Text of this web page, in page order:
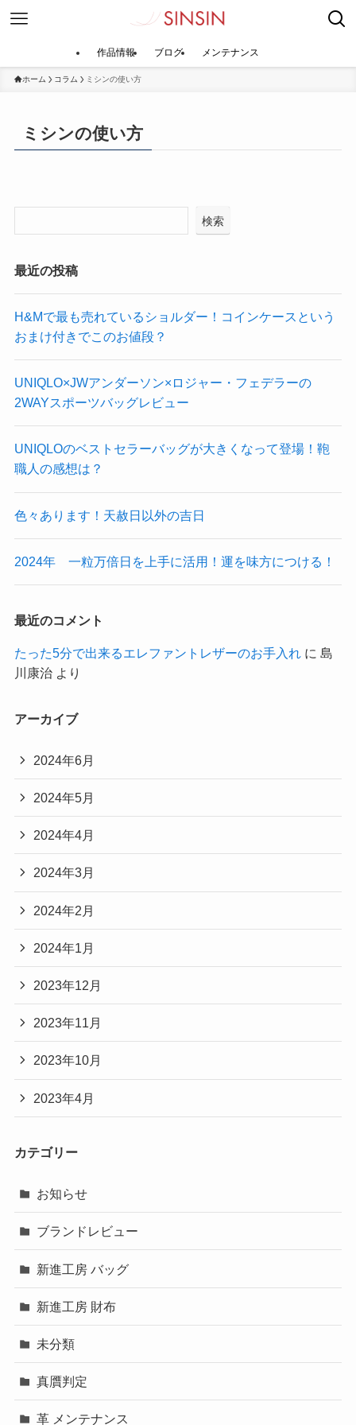
作品情報 ブログ メンテナンス
ホーム コラム ミシンの使い方
ミシンの使い方
検索
最近の投稿
​H&Mで最も売れているショルダー！コインケースという
おまけ付きでこのお値段？
UNIQLO×JWアンダーソン×ロジャー・フェデラーの
2WAYスポーツバッグレビュー
​UNIQLOのベストセラーバッグが大きくなって登場！鞄
職人の感想は？
色々あります！天赦日以外の吉日
2024年 一粒万倍日を上手に活用！運を味方につける！
最近のコメント
たった5分で出来るエレファントレザーのお手入れに 島
川康治より
アーカイブ
2024年6月
2024年5月
2024年4月
2024年3月
2024年2月
2024年1月
2023年12月
2023年11月
2023年10月
2023年4月
カテゴリー
お知らせ
ブランドレビュー
新進工房 バッグ
新進工房 財布
未分類
真贋判定
革 メンテナンス